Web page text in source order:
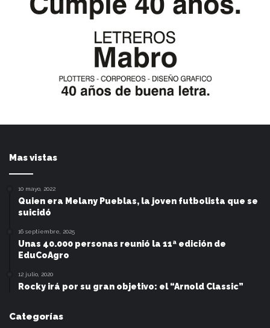
Mas vistas
10 mayo, 2022
Quien era Melany Pueblas, la joven futbolista que se
suicidó
16 septiembre, 2025
Unas 40.000 personas reunió la 11ª edición de
EduCoAgro
12 julio, 2020
Rocky irá por su gran objetivo: el “Arnold Classic”
Categorías